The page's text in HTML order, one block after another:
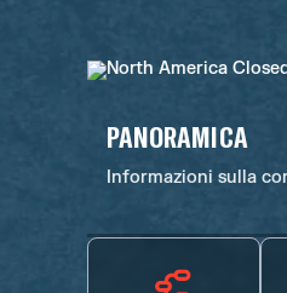
PANORAMICA
Informazioni sulla